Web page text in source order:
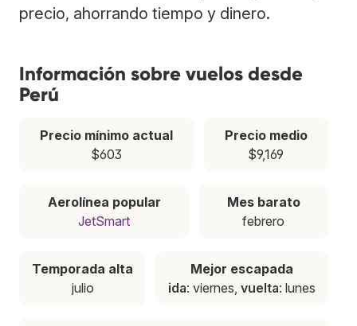
precio, ahorrando tiempo y dinero.
Información sobre vuelos desde
Perú
Precio mínimo actual
$603
Precio medio
$9,169
Aerolínea popular
JetSmart
Mes barato
febrero
Temporada alta
julio
Mejor escapada
ida: viernes, vuelta: lunes